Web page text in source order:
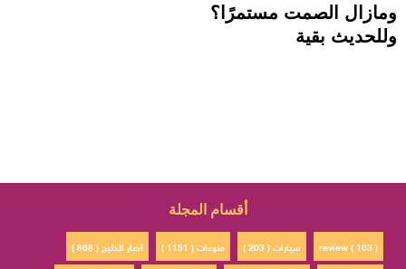
ومازال الصمت مستمرًا؟
وللحديث بقية
أقسام المجلة
أخبار الخليج ( 868 ) منوعات ( 1151 ) سيارات ( 203 )
review ( 103 )